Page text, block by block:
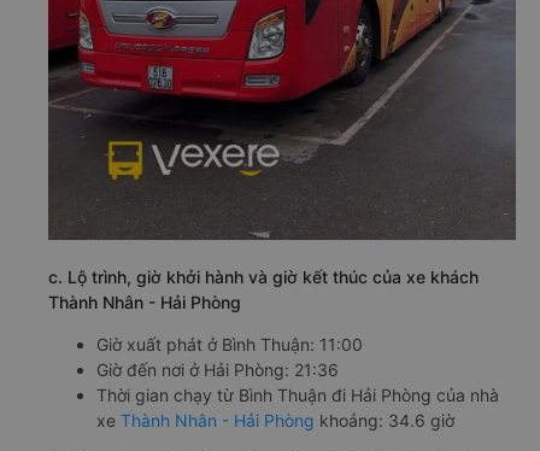
c. Lộ trình, giờ khởi hành và giờ kết thúc của xe khách
Thành Nhân - Hải Phòng
Giờ xuất phát ở Bình Thuận: 11:00
Giờ đến nơi ở Hải Phòng: 21:36
Thời gian chạy từ Bình Thuận đi Hải Phòng của nhà
xe Thành Nhân - Hải Phòng khoảng: 34.6 giờ